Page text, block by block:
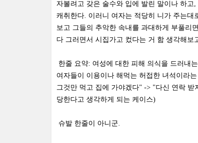
자볼려고 갖은 술수와 입에 발린 말이나 하
캐취한다. 이러니 여자는 적당히 니가 주는
보고 그들의 추악한 속내를 과대하게 부풀리
다 그러면서 시집가고 컸다는 거 함 생각해
한줄 요약: 여성에 대한 피해 의식을 드러내
여자들이 이용이나 해먹는 허접한 녀석이라
그것만 먹고 집에 가야겠다" -> "다신 연락
당한다고 생각하게 되는 케이스)
슈발 한줄이 아니군.